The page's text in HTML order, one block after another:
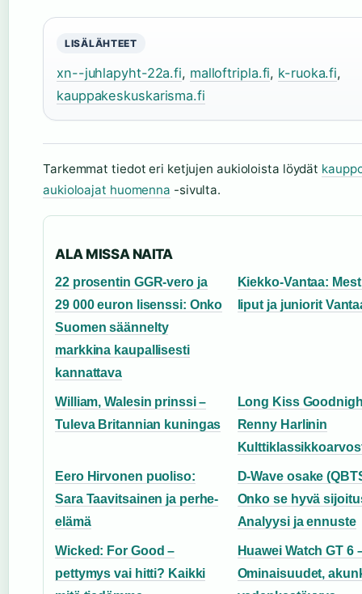
LISÄLÄHTEET
xn--juhlapyht-22a.fi, malloftripla.fi, k-ruoka.fi,
kauppakeskuskarisma.fi
Tarkemmat tiedot eri ketjujen aukioloista löydät
aukioloajat huomenna -sivulta.
ALA MISSA NAITA
22 prosentin GGR-vero ja
29 000 euron lisenssi: Onko
Suomen säännelty
markkina kaupallisesti
kannattava
Kiekko-Vantaa:
liput ja juniorit
William, Walesin prinssi –
Tuleva Britannian kuningas
Long Kiss
Renny Harlinin
Eero Hirvonen puoliso:
Sara Taavitsainen ja perhe-
elämä
D-Wave osake
Onko se hyvä
Analyysi ja ennuste
Wicked: For Good –
pettymys vai hitti? Kaikki
Huawei Watch GT 6
Ominaisuudet,